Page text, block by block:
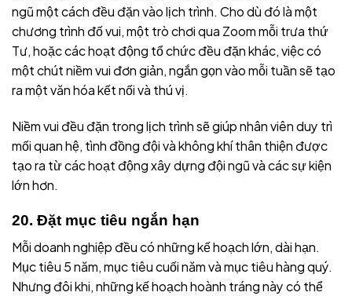
ngũ một cách đều đặn vào lịch trình. Cho dù đó là một
chương trình đố vui, một trò chơi qua Zoom mỗi trưa thứ
Tư, hoặc các hoạt động tổ chức đều đặn khác, việc có
một chút niềm vui đơn giản, ngắn gọn vào mỗi tuần sẽ tạo
ra một văn hóa kết nối và thú vị.
Niềm vui đều đặn trong lịch trình sẽ giúp nhân viên duy trì
mối quan hệ, tình đồng đội và không khí thân thiện được
tạo ra từ các hoạt động xây dựng đội ngũ và các sự kiện
lớn hơn.
20. Đặt mục tiêu ngắn hạn
Mỗi doanh nghiệp đều có những kế hoạch lớn, dài hạn.
Mục tiêu 5 năm, mục tiêu cuối năm và mục tiêu hàng quý.
Nhưng đôi khi, những kế hoạch hoành tráng này có thể